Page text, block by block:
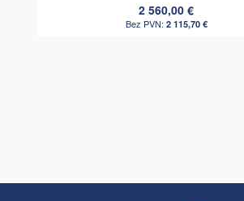
2 560,00 €
2 115,70 €